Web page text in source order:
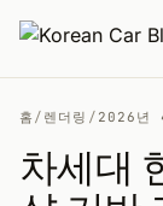
홈 / 렌더링 / 2026년
차세대